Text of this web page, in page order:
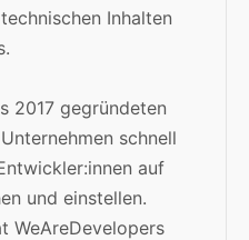
Inhalten
2017 gegründeten
Unternehmen schnell
auf
und einstellen.
WeAreDevelopers